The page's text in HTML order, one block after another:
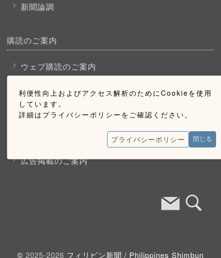
利便性向上およびアクセス解析のためにCookieを使用
しています。
詳細はプライバシーポリシーをご確認ください。
プライバシーポリシー 閉じる
新聞論調
購読のご案内
ウェブ購読のご案内
お問い合わせ
広告掲載のご案内
© 2025-2026 フィリピン新聞 / Philippines Shimbun